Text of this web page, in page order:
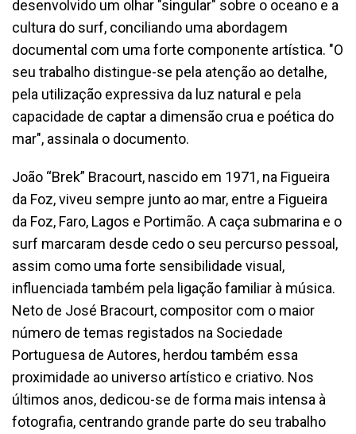
desenvolvido um olhar "singular" sobre o oceano e a
cultura do surf, conciliando uma abordagem
documental com uma forte componente artística. "O
seu trabalho distingue-se pela atenção ao detalhe,
pela utilização expressiva da luz natural e pela
capacidade de captar a dimensão crua e poética do
mar", assinala o documento.
João “Brek” Bracourt, nascido em 1971, na Figueira
da Foz, viveu sempre junto ao mar, entre a Figueira
da Foz, Faro, Lagos e Portimão. A caça submarina e o
surf marcaram desde cedo o seu percurso pessoal,
assim como uma forte sensibilidade visual,
influenciada também pela ligação familiar à música.
Neto de José Bracourt, compositor com o maior
número de temas registados na Sociedade
Portuguesa de Autores, herdou também essa
proximidade ao universo artístico e criativo. Nos
últimos anos, dedicou-se de forma mais intensa à
fotografia, centrando grande parte do seu trabalho